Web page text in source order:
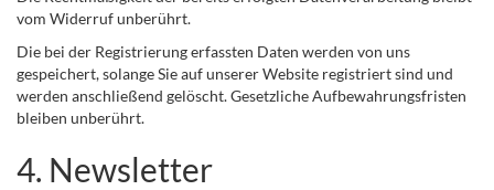
vom Widerruf unberührt.
Die bei der Registrierung erfassten Daten werden von uns
gespeichert, solange Sie auf unserer Website registriert sind und
werden anschließend gelöscht. Gesetzliche Aufbewahrungsfristen
bleiben unberührt.
4. Newsletter